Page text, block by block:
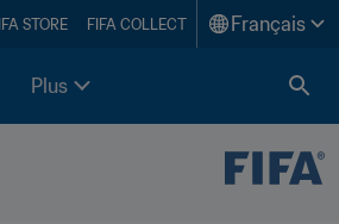
STORE FIFA COLLECT Français
Plus